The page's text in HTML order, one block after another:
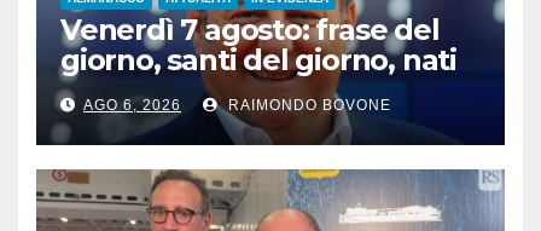
Venerdì 7 agosto: frase del
giorno, santi del giorno, nati
famosi, accadde oggi
AGO 6, 2026 RAIMONDO BOVONE